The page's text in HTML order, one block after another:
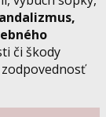
či škody